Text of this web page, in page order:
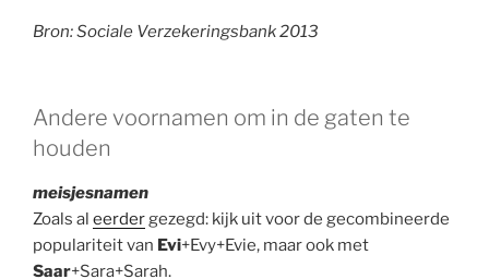
Bron: Sociale Verzekeringsbank 2013
Andere voornamen om in de gaten te
houden
meisjesnamen
Zoals al eerder gezegd: kijk uit voor de gecombineerde
populariteit van Evi+Evy+Evie, maar ook met
Saar+Sara+Sarah.